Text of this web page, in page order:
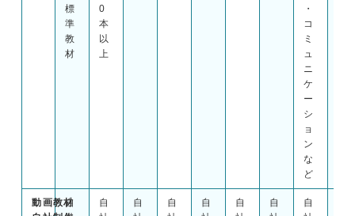
標
準
教
材
0
本
以
上
・
コ
ミ
ュ
ニ
ケ
ー
シ
ョ
ン
な
ど
動画教材
自
自
自
自
自
自
自
自